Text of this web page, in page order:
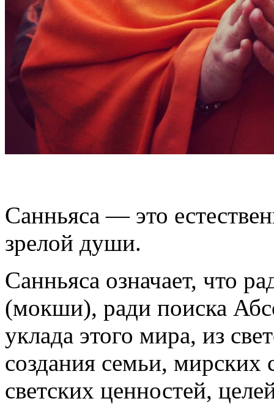
Санньяса — это
зрелой души.
Санньяса означает, что
(мокши), ради поиска
уклада этого мира, из
создания семьи, мирских
светских ценностей,